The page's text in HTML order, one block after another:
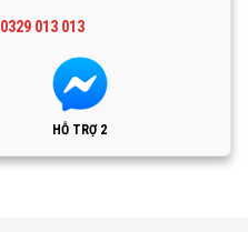
0329 013 013
HỖ TRỢ 2